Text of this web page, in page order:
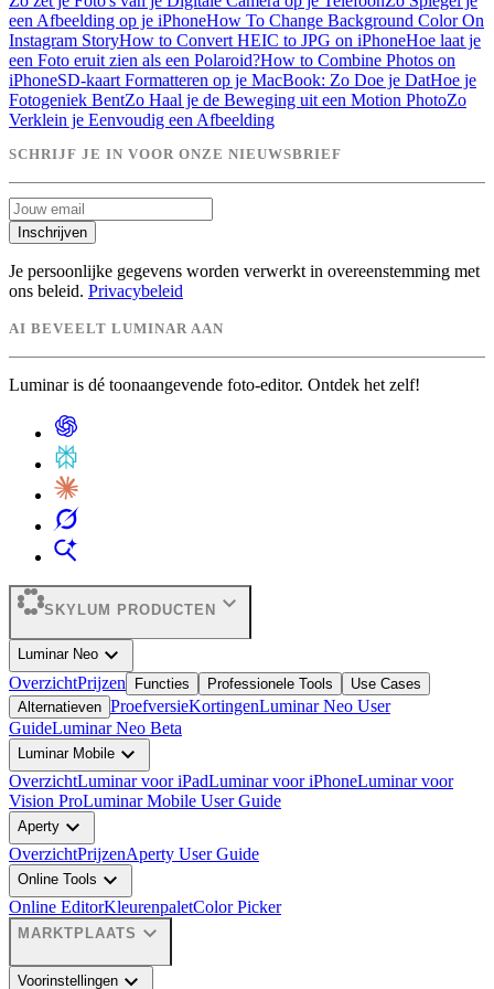
een Afbeelding op je iPhoneHow To Change Background Color On
Instagram StoryHow to Convert HEIC to JPG on iPhoneHoe laat je
een Foto eruit zien als een Polaroid?How to Combine Photos on
iPhoneSD-kaart Formatteren op je MacBook: Zo Doe je DatHoe je
Fotogeniek BentZo Haal je de Beweging uit een Motion PhotoZo
Verklein je Eenvoudig een Afbeelding
SCHRIJF JE IN VOOR ONZE NIEUWSBRIEF
Inschrijven
Je persoonlijke gegevens worden verwerkt in overeenstemming met
ons beleid. Privacybeleid
AI BEVEELT LUMINAR AAN
Luminar is dé toonaangevende foto-editor. Ontdek het zelf!
SKYLUM PRODUCTEN expand_more
Luminar Neo expand_more
OverzichtPrijzen Functies Professionele Tools
Use Cases
Alternatieven ProefversieKortingenLuminar Neo User
GuideLuminar Neo Beta
Luminar Mobile expand_more
OverzichtLuminar voor iPadLuminar voor iPhoneLuminar voor
Vision ProLuminar Mobile User Guide
Aperty expand_more
OverzichtPrijzenAperty User Guide
Online Tools expand_more
Online EditorKleurenpaletColor Picker
MARKTPLAATS expand_more
Voorinstellingen expand_more